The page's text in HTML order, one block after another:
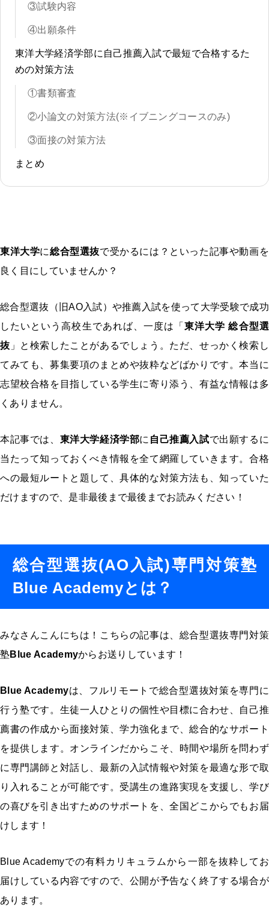
③試験内容
④出願条件
東洋大学経済学部に自己推薦入試で最短で合格するた
めの対策方法
①書類審査
②小論文の対策方法(※イブニングコースのみ)
③面接の対策方法
まとめ
東洋大学に総合型選抜で受かるには？といった記事や動画を
良く目にしていませんか？
総合型選抜（旧AO入試）や推薦入試を使って大学受験で成功
したいという高校生であれば、一度は「東洋大学 総合型選
抜 」と検索したことがあるでしょう。ただ、せっかく検索し
てみても、募集要項のまとめや抜粋などばかりです。本当に
志望校合格を目指している学生に寄り添う、有益な情報は多
くありません。
本記事では、 東洋大学経済学部に 自己推薦入試で出願するに
当たって知っておくべき情報を全て網羅していきます。合格
への最短ルートと題して、具体的な対策方法も、知っていた
だけますので、是非最後まで最後までお読みください！
総合型選抜(AO入試)専門対策塾
Blue Academyとは？
みなさんこんにちは！こちらの記事は、総合型選抜専門対策
塾Blue Academyからお送りしています！
Blue Academyは、フルリモートで総合型選抜対策を専門に
行う塾です。生徒一人ひとりの個性や目標に合わせ、自己推
薦書の作成から面接対策、学力強化まで、総合的なサポート
を提供します。オンラインだからこそ、時間や場所を問わず
に専門講師と対話し、最新の入試情報や対策を最適な形で取
り入れることが可能です。受講生の進路実現を支援し、学び
の喜びを引き出すためのサポートを、全国どこからでもお届
けします！
Blue Academyでの有料カリキュラムから一部を抜粋してお
届けしている内容ですので、公開が予告なく終了する場合が
あります。